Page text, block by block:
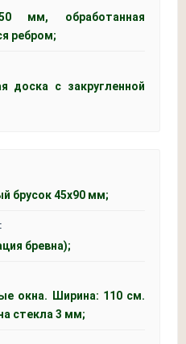
мм, обработанная
ребром;
доска с закругленной
брусок 45х90 мм;
бревна);
окна. Ширина: 110 см.
стекла 3 мм;